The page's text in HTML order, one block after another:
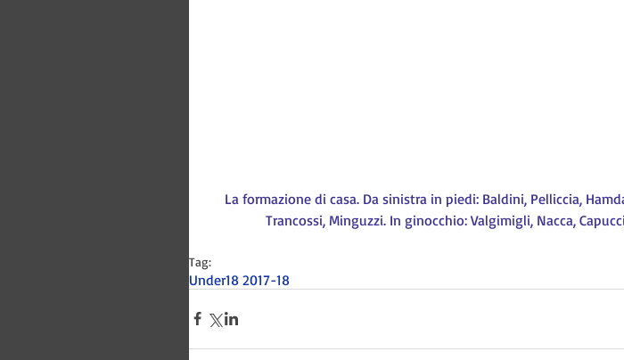
La formazione di casa. Da sinistra in piedi: Baldini, Pelliccia,
Trancossi, Minguzzi. In ginocchio: Valgimigli, Nacca,
Tag:
Under18 2017-18